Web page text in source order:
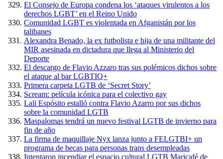
El Consejo de Europa condena los ‘ataques virulentos a los
derechos LGBT’ en el Reino Unido
Comunidad LGBT es violentada en Afganistán por los
talibanes
Alexandra Benado, la ex futbolista e hija de una militante del
MIR asesinada en dictadura que llega al Ministerio del
Deporte
El descargo de Flavio Azzaro tras sus polémicos dichos sobre
el ataque al bar LGBTIQ+
Primera carpeta LGTB de ‘Secret Story’
Scream: película icónica para el colectivo gay
Lali Espósito estalló contra Flavio Azarro por sus dichos
sobre la comunidad LGTB
Maspalomas tendrá un nuevo festival LGTB de invierno para
fin de año
La firma de maquillaje Nyx lanza junto a FELGTBI+ un
programa de becas para personas trans desempleadas
Intentaron incendiar el espacio cultural LGTB Maricafé de